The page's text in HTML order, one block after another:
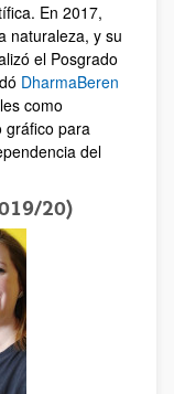
En 2017,
naturaleza, y su
el Posgrado
DharmaBeren
como
gráfico para
del
20)